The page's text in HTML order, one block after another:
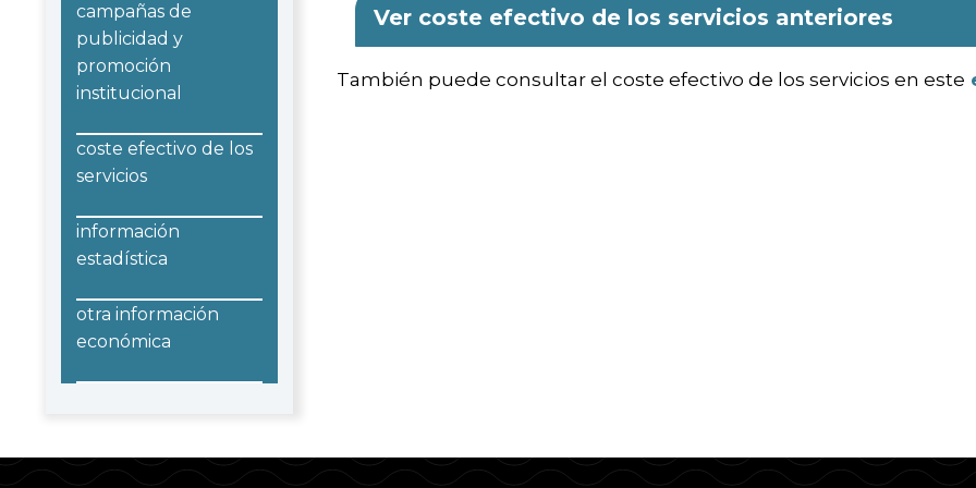
Ver coste efectivo de los servicios anteriores
También puede consultar el coste efectivo de los servicios en este
campañas de
publicidad y
promoción
institucional
coste efectivo de los
servicios
información
estadística
otra información
económica